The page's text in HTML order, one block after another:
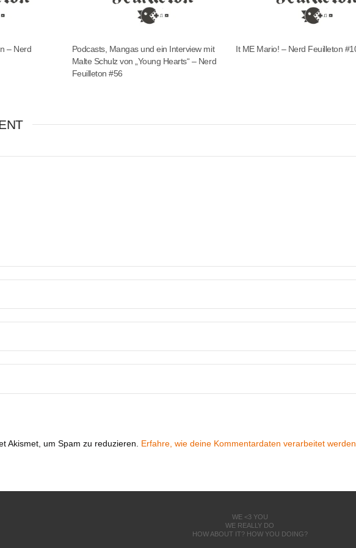
– Nerd
Podcasts, Mangas und ein Interview mit
Malte Schulz von „Young Hearts“ – Nerd
Feuilleton #56
It ME Mario! – Nerd Feuilleton
Akismet, um Spam zu reduzieren. Erfahre, wie deine Kommentardaten verarbeitet
WE <3 YOU
WE REALLY DO
HOW ABOUT IT? HOW YOU DOING?